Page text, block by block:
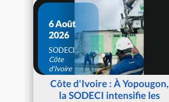
6 Août
2026
SODECI
Côte
d'Ivoire
Côte d'Ivoire : À Yopougon,
la SODECI intensifie les